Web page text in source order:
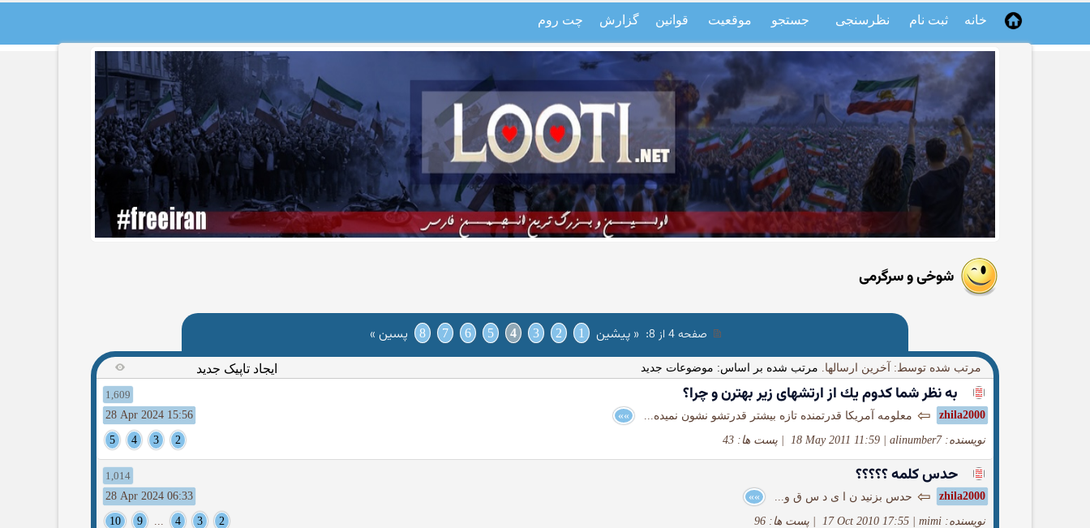
خانه ثبت نام نظرسنجی جستجو موقعیت قوانین گزارش چت روم
شوخی و سرگرمی
صفحه 4 از 8 : « پیشین 1
2
3
4
5
6
7
8 پسین »
مرتب شده توسط: آخرین ارسالها. مرتب شده بر اساس: موضوعات جدید ایجاد تاپیک جدید
به نظر شما كدوم یك از ارتشهای زیر بهترن و چرا؟
1,609
zhila2000
⇦ معلومه آمریکا قدرتمنده تازه بیشتر قدرتشو نشون نمیده... »»
28 Apr 2024 15:56
نویسنده: alinumber7 18 May 2011 11:59 پست ها: 43 2
3
4
5
حدس کلمه ؟؟؟؟؟
1,014
zhila2000
⇦ حدس بزنید ن ا ی د س ق و... »»
28 Apr 2024 06:33
نویسنده: mimi 17 Oct 2010 17:55 پست ها: 96 2
3
4
...
9
10